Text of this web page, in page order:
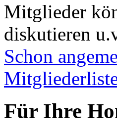
Mitglieder
diskutieren
Schon
Für Ihre